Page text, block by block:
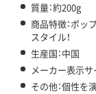
質量：約200g
商品特徴：ポッ
スタイル！
生産国：中国
メーカー表示サ
その他：個性を